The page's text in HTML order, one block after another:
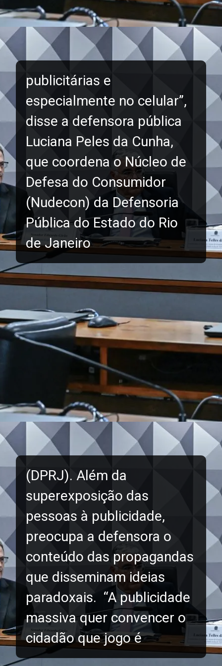
publicitárias e
especialmente no celular”,
disse a defensora pública
Luciana Peles da Cunha,
que coordena o Núcleo de
Defesa do Consumidor
(Nudecon) da Defensoria
Pública do Estado do Rio
de Janeiro
(DPRJ). Além da
superexposição das
pessoas à publicidade,
preocupa a defensora o
conteúdo das propagandas
que disseminam ideias
paradoxais. “A publicidade
massiva quer convencer o
cidadão que jogo é